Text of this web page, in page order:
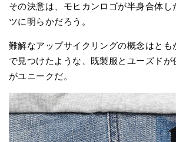
その決意は、モヒカンロゴが半身合体し
ツに明らかだろう。
難解なアップサイクリングの概念はとも
で見つけたような、既製服とユーズドが
がユニークだ。